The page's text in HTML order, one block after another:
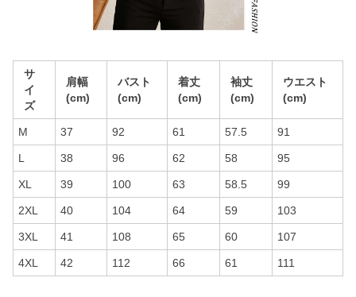
サ
イ
ズ
肩幅
(cm)
バスト
(cm)
着丈
(cm)
袖丈
(cm)
ウエスト
(cm)
M 37 92 61 57.5 91
L 38 96 62 58 95
XL 39 100 63 58.5 99
2XL 40 104 64 59 103
3XL 41 108 65 60 107
4XL 42 112 66 61 111